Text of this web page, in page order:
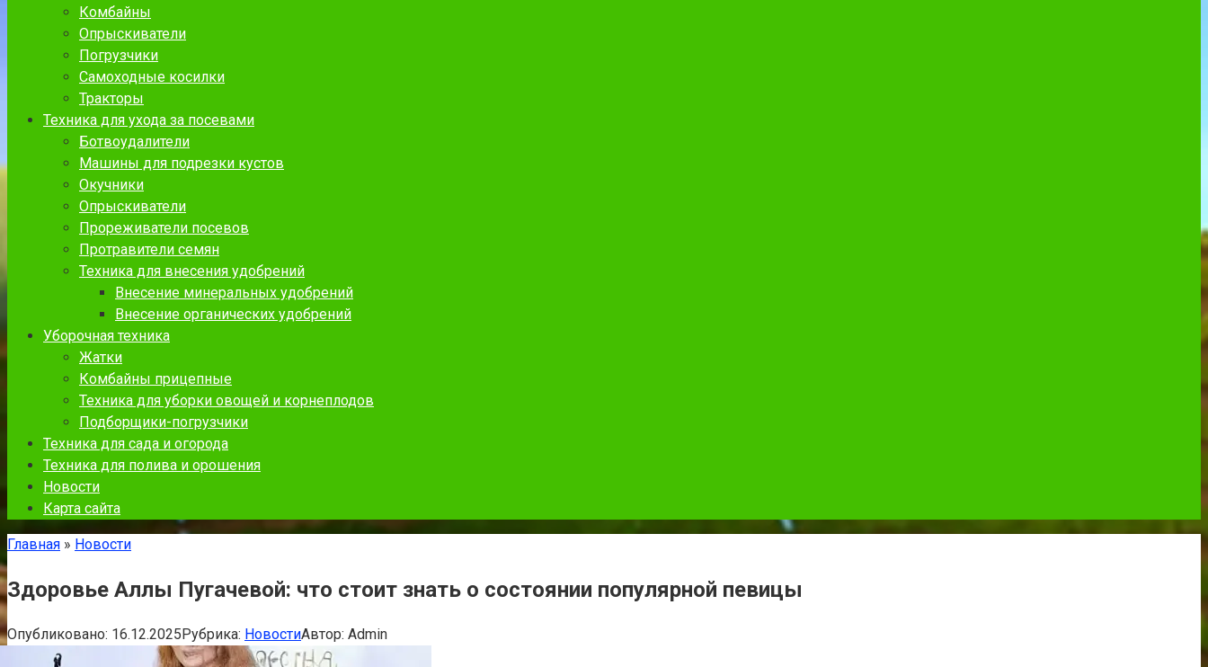
Комбайны
Опрыскиватели
Погрузчики
Самоходные косилки
Тракторы
Техника для ухода за посевами
Ботвоудалители
Машины для подрезки кустов
Окучники
Опрыскиватели
Прореживатели посевов
Протравители семян
Техника для внесения удобрений
Внесение минеральных удобрений
Внесение органических удобрений
Уборочная техника
Жатки
Комбайны прицепные
Техника для уборки овощей и корнеплодов
Подборщики-погрузчики
Техника для сада и огорода
Техника для полива и орошения
Новости
Карта сайта
Главная » Новости
Здоровье Аллы Пугачевой: что стоит знать о состоянии популярной певицы
Опубликовано: 16.12.2025Рубрика: НовостиАвтор: Admin